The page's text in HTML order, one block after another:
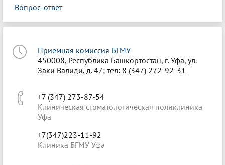
Вопрос-ответ
Приёмная комиссия БГМУ
450008, Республика Башкортостан, г. Уфа, ул.
Заки Валиди, д. 47; тел: 8 (347) 272-92-31
+7 (347) 273-87-54
Клиническая стоматологическая поликлиника
Уфа
+7(347)223-11-92
Клиника БГМУ Уфа